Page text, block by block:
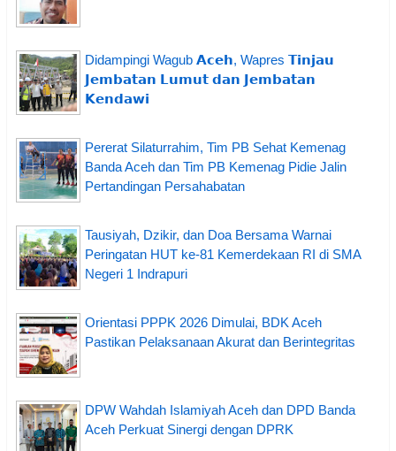
Didampingi Wagub 𝗔𝗰𝗲𝗵, Wapres 𝗧𝗶𝗻𝗷𝗮𝘂
𝗝𝗲𝗺𝗯𝗮𝘁𝗮𝗻 𝗟𝘂𝗺𝘂𝘁 𝗱𝗮𝗻 𝗝𝗲𝗺𝗯𝗮𝘁𝗮𝗻
𝗞𝗲𝗻𝗱𝗮𝘄𝗶
Pererat Silaturrahim, Tim PB Sehat Kemenag
Banda Aceh dan Tim PB Kemenag Pidie Jalin
Pertandingan Persahabatan
Tausiyah, Dzikir, dan Doa Bersama Warnai
Peringatan HUT ke-81 Kemerdekaan RI di SMA
Negeri 1 Indrapuri
Orientasi PPPK 2026 Dimulai, BDK Aceh
Pastikan Pelaksanaan Akurat dan Berintegritas
DPW Wahdah Islamiyah Aceh dan DPD Banda
Aceh Perkuat Sinergi dengan DPRK